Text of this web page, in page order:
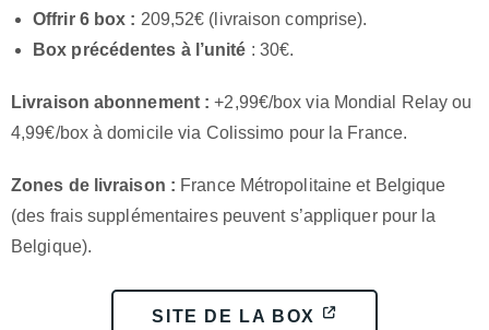
Offrir 6 box : 209,52€ (livraison comprise).
Box précédentes à l’unité : 30€.
Livraison abonnement : +2,99€/box via Mondial Relay ou
4,99€/box à domicile via Colissimo pour la France.
Zones de livraison : France Métropolitaine et Belgique
(des frais supplémentaires peuvent s’appliquer pour la
Belgique).
SITE DE LA BOX